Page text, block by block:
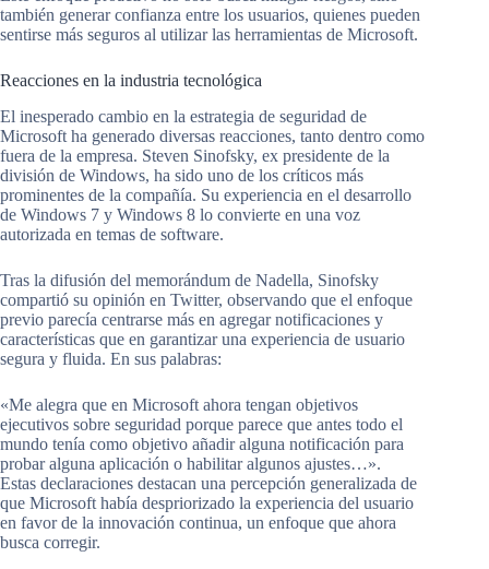
también generar confianza entre los usuarios, quienes pueden
sentirse más seguros al utilizar las herramientas de Microsoft.
Reacciones en la industria tecnológica
El inesperado cambio en la estrategia de seguridad de
Microsoft ha generado diversas reacciones, tanto dentro como
fuera de la empresa. Steven Sinofsky, ex presidente de la
división de Windows, ha sido uno de los críticos más
prominentes de la compañía. Su experiencia en el desarrollo
de Windows 7 y Windows 8 lo convierte en una voz
autorizada en temas de software.
Tras la difusión del memorándum de Nadella, Sinofsky
compartió su opinión en Twitter, observando que el enfoque
previo parecía centrarse más en agregar notificaciones y
características que en garantizar una experiencia de usuario
segura y fluida. En sus palabras:
«Me alegra que en Microsoft ahora tengan objetivos
ejecutivos sobre seguridad porque parece que antes todo el
mundo tenía como objetivo añadir alguna notificación para
probar alguna aplicación o habilitar algunos ajustes…».
Estas declaraciones destacan una percepción generalizada de
que Microsoft había despriorizado la experiencia del usuario
en favor de la innovación continua, un enfoque que ahora
busca corregir.